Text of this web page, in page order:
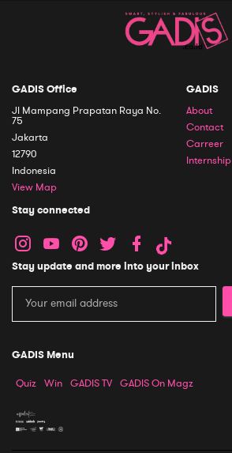
GADIS Office
Jl Mampang Prapatan Raya No.
75
Jakarta
12790
Indonesia
View Map
GADIS
About
Contact
Carreer
Internship
Stay connected
Stay update and more into your inbox
GADIS Menu
Quiz Win GADIS TV GADIS On Magz